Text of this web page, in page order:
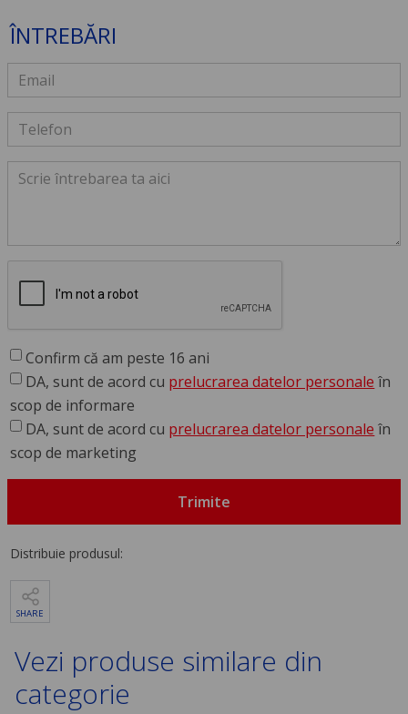
ÎNTREBĂRI
Confirm că am peste 16 ani
DA, sunt de acord cu prelucrarea datelor personale în
scop de informare
DA, sunt de acord cu prelucrarea datelor personale în
scop de marketing
Trimite
Distribuie produsul:
SHARE
Vezi produse similare din
categorie